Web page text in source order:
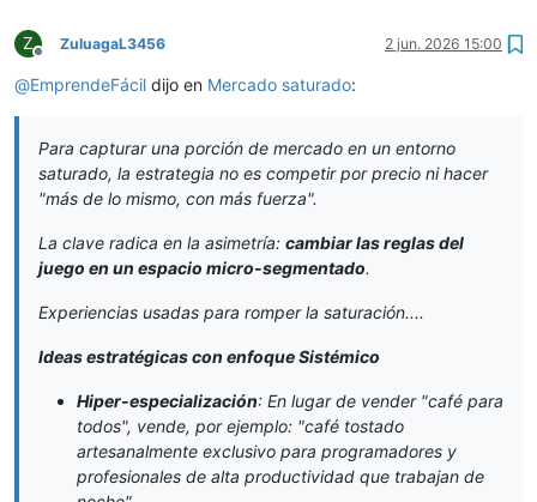
Z
Desconectado
ZuluagaL3456 2 jun. 2026 15:00
@EmprendeFácil dijo en Mercado saturado:
Para capturar una porción de mercado en un entorno
saturado, la estrategia no es competir por precio ni hacer
"más de lo mismo, con más fuerza".
La clave radica en la asimetría: cambiar las reglas del
juego en un espacio micro-segmentado.
Experiencias usadas para romper la saturación....
Ideas estratégicas con enfoque Sistémico
Hiper-especialización: En lugar de vender "café para
todos", vende, por ejemplo: "café tostado
artesanalmente exclusivo para programadores y
profesionales de alta productividad que trabajan de